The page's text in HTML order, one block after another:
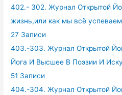
402.- 302. Журнал Открытой
жизнь,или как мы всё
27 Записи
403.-303. Журнал Открытой
Йога И Высшее В Поэзии И
51 Записи
404.-304. Журнал Открытой